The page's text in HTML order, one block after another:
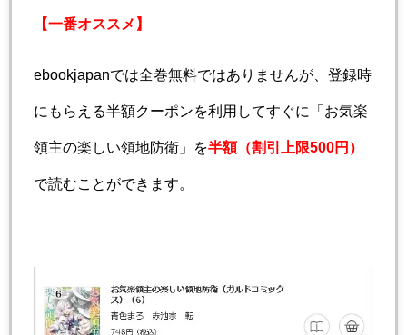
【一番オススメ】
ebookjapanでは全巻無料ではありませんが、登録時
にもらえる半額クーポンを利用してすぐに「お気楽
領主の楽しい領地防衛」を半額（割引上限500円）
で読むことができます。